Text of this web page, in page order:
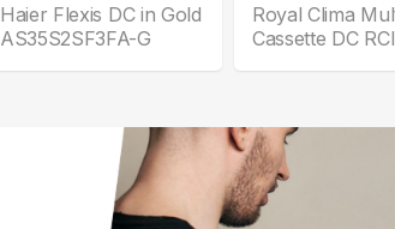
Haier Flexis DC in Gold
AS35S2SF3FA-G
Royal Clima
Cassette DC